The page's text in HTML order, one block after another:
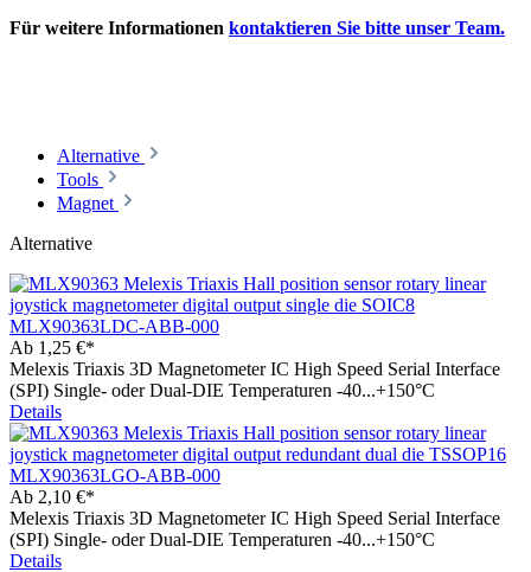
Für weitere Informationen kontaktieren Sie bitte unser Team.
Alternative
Tools
Magnet
Alternative
MLX90363LDC-ABB-000
Ab 1,25 €*
Melexis Triaxis 3D Magnetometer IC High Speed Serial Interface
(SPI) Single- oder Dual-DIE Temperaturen -40...+150°C
Details
MLX90363LGO-ABB-000
Ab 2,10 €*
Melexis Triaxis 3D Magnetometer IC High Speed Serial Interface
(SPI) Single- oder Dual-DIE Temperaturen -40...+150°C
Details